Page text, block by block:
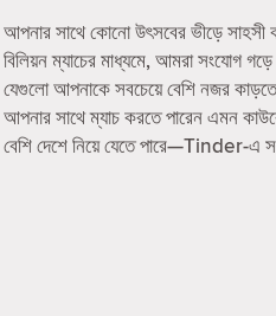
আপনার সাথে কোনো উৎসবের ভীড়ে
বিলিয়ন ম্যাচের মাধ্যমে, আমরা সংযোগ
যেগুলো আপনাকে সবচেয়ে বেশি নজর
আপনার সাথে ম্যাচ করতে পারেন এমন
বেশি দেশে নিয়ে যেতে পারে—Tinder-এ